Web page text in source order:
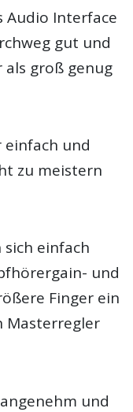
Audio Interface
gut und
groß genug
und
zu meistern
sich einfach
und
Finger ein
Masterregler
und